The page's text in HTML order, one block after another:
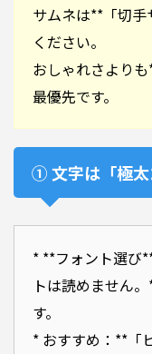
サムネは**「切
ください。
おしゃれさより
最優先です。
① 文字は「極太
* **フォント選び
トは読めません
す。
* おすすめ：**「